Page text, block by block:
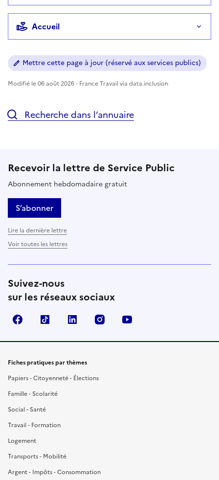
Accueil
Mettre cette page à jour (réservé aux services publics)
Modifié le 06 août 2026 - France Travail via data.inclusion
Recherche dans l’annuaire
Recevoir la lettre de Service Public
Abonnement hebdomadaire gratuit
S’abonner
Lire la dernière lettre
Voir toutes les lettres
Suivez-nous
sur les réseaux sociaux
FacebookTikTok LinkedIn Instagram
Fiches pratiques par thèmes
Papiers - Citoyenneté - Élections
Famille - Scolarité
Social - Santé
Travail - Formation
Logement
Transports - Mobilité
Argent - Impôts - Consommation